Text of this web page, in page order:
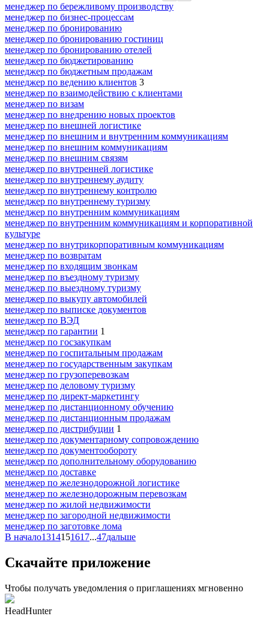
менеджер по бережливому производству
менеджер по бизнес-процессам
менеджер по бронированию
менеджер по бронированию гостиниц
менеджер по бронированию отелей
менеджер по бюджетированию
менеджер по бюджетным продажам
менеджер по ведению клиентов 3
менеджер по взаимодействию с клиентами
менеджер по визам
менеджер по внедрению новых проектов
менеджер по внешней логистике
менеджер по внешним и внутренним коммуникациям
менеджер по внешним коммуникациям
менеджер по внешним связям
менеджер по внутренней логистике
менеджер по внутреннему аудиту
менеджер по внутреннему контролю
менеджер по внутреннему туризму
менеджер по внутренним коммуникациям
менеджер по внутренним коммуникациям и корпоративной
культуре
менеджер по внутрикорпоративным коммуникациям
менеджер по возвратам
менеджер по входящим звонкам
менеджер по въездному туризму
менеджер по выездному туризму
менеджер по выкупу автомобилей
менеджер по выписке документов
менеджер по ВЭД
менеджер по гарантии 1
менеджер по госзакупкам
менеджер по госпитальным продажам
менеджер по государственным закупкам
менеджер по грузоперевозкам
менеджер по деловому туризму
менеджер по директ-маркетингу
менеджер по дистанционному обучению
менеджер по дистанционным продажам
менеджер по дистрибуции 1
менеджер по документарному сопровождению
менеджер по документообороту
менеджер по дополнительному оборудованию
менеджер по доставке
менеджер по железнодорожной логистике
менеджер по железнодорожным перевозкам
менеджер по жилой недвижимости
менеджер по загородной недвижимости
менеджер по заготовке лома
В начало1314151617...47дальше
Скачайте приложение
Чтобы получать уведомления о приглашениях мгновенно
HeadHunter